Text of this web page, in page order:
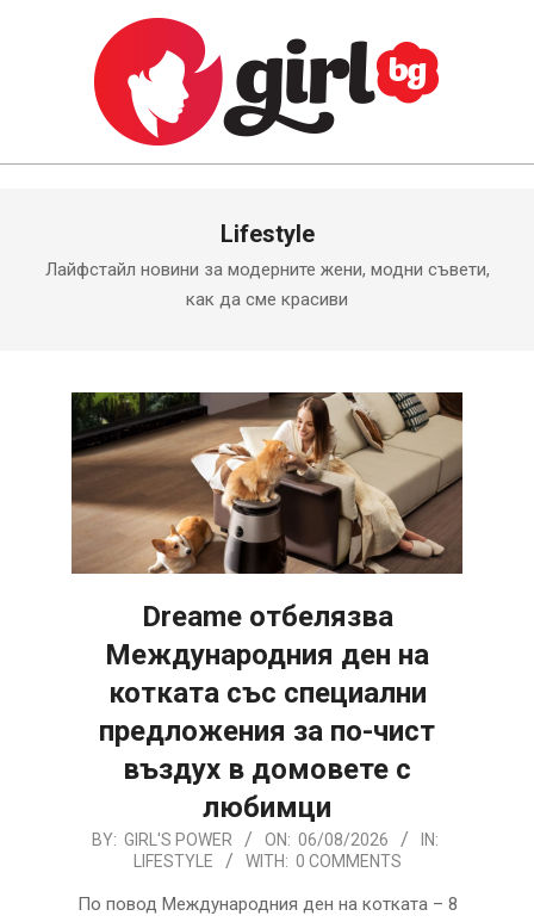
GIRL.BG
Lifestyle
Лайфстайл новини за модерните жени, модни съвети,
как да сме красиви
Dreame отбелязва
Международния ден на
котката със специални
предложения за по-чист
въздух в домовете с
любимци
2026-
06
BY: GIRL'S POWER ON: 06/08/2026
IN:
LIFESTYLE
WITH: 0 COMMENTS
По повод Международния ден на котката – 8